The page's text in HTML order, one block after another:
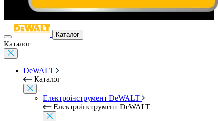
Каталог
Каталог
DeWALT
Каталог
Електроінструмент DeWALT
Електроінструмент DeWALT